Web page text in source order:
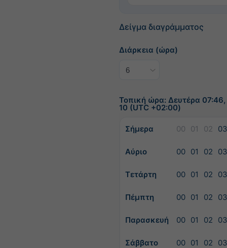
Δείγμα διαγράμματος
Διάρκεια (ώρα)
Τοπική ώρα: Δευτέρα
10 (UTC +02:00)
Σήμερα 00 01 02 03
Αύριο 00 01 02 03
Τετάρτη 00 01 02 03
Πέμπτη 00 01 02 03
Παρασκευή 00 01 02 03
Σάββατο 00 01 02 03